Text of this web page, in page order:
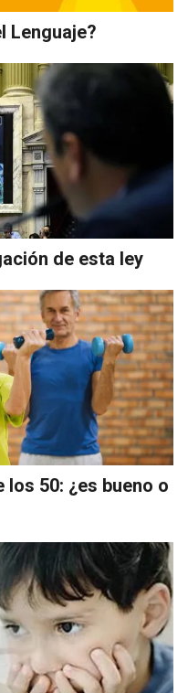
Lenguaje?
de esta ley
50: ¿es bueno o